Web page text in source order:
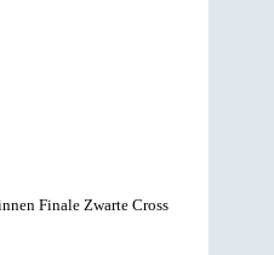
Finale Zwarte Cross